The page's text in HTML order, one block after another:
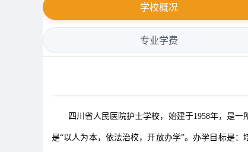
学校概况
专业学费
四川省人民医院护士学校，始建于1958年，是一
是“以人为本，依法治校，开放办学”。办学目标是